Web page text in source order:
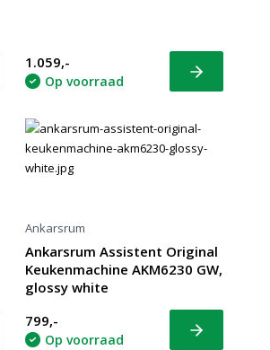
1.059,-
Op voorraad Bekijk
Ankarsrum
Ankarsrum Assistent Original
Keukenmachine AKM6230 GW,
glossy white
799,-
Op voorraad Bekijk